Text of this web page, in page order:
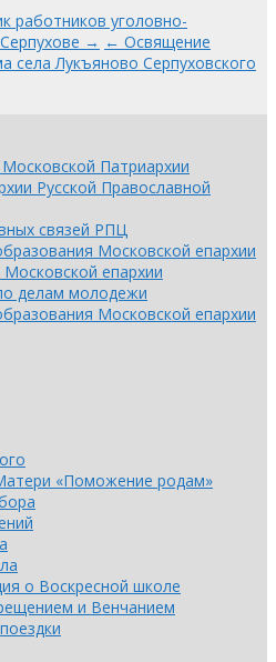
работников уголовно-
→ ← Освящение
села Лукъяново Серпуховского
Патриархии
Русской Православной
связей РПЦ
Московской епархии
епархии
делам молодежи
Московской епархии
«Поможение родам»
о Воскресной школе
и Венчанием